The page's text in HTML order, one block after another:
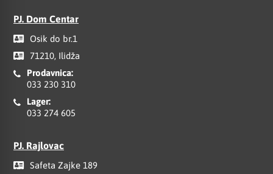
PJ. Dom Centar
Osik do br.1
71210, Ilidža
Prodavnica:
033 230 310
Lager:
033 274 605
PJ. Rajlovac
Safeta Zajke 189